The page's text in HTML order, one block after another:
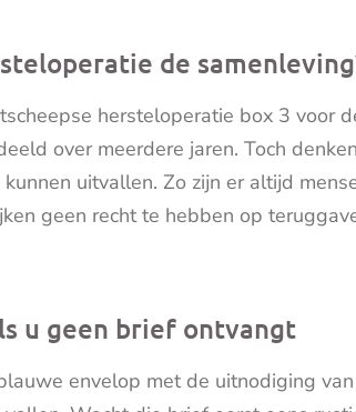
de
hersteloperatie box 3 voor
over meerdere jaren. Toch
uitvallen. Zo zijn er altijd
geen recht te hebben op
u geen brief ontvangt
envelop met de uitnodiging